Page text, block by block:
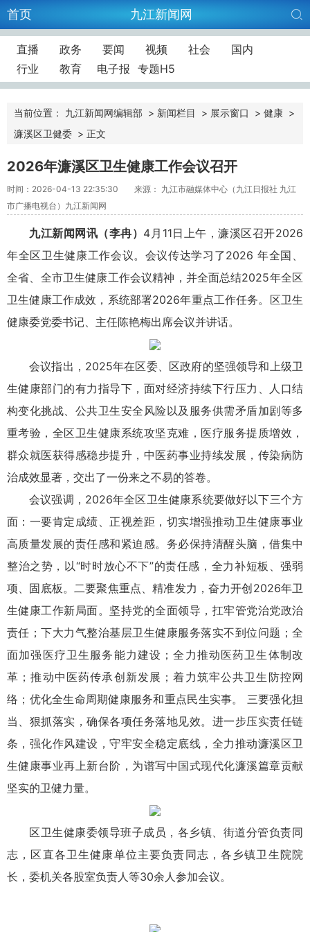
首页 九江新闻网
直播 政务 要闻 视频 社会
国内
行业
教育 电子报 专题H5
当前位置： 九江新闻网编辑部 > 新闻栏目 > 展示窗口 > 健康 >
濂溪区卫健委 > 正文
2026年濂溪区卫生健康工作会议召开
时间：2026-04-13 22:35:30
来源： 九江市融媒体中心（九江日报社 九江
市广播电视台）九江新闻网
九江新闻网讯（李冉） 4月11日上午，濂溪区召开2026
年全区卫生健康工作会议。会议传达学习了2026 年全国、
全省、全市卫生健康工作会议精神，并全面总结2025年全区
卫生健康工作成效，系统部署2026年重点工作任务。区卫生
健康委党委书记、主任陈艳梅出席会议并讲话。
会议指出，2025年在区委、区政府的坚强领导和上级卫
生健康部门的有力指导下，面对经济持续下行压力、人口结
构变化挑战、公共卫生安全风险以及服务供需矛盾加剧等多
重考验，全区卫生健康系统攻坚克难，医疗服务提质增效，
群众就医获得感稳步提升，中医药事业持续发展，传染病防
治成效显著，交出了一份来之不易的答卷。
会议强调，2026年全区卫生健康系统要做好以下三个方
面：一要肯定成绩、正视差距，切实增强推动卫生健康事业
高质量发展的责任感和紧迫感。务必保持清醒头脑，借集中
整治之势，以“时时放心不下”的责任感，全力补短板、强弱
项、固底板。二要聚焦重点、精准发力，奋力开创2026年卫
生健康工作新局面。坚持党的全面领导，扛牢管党治党政治
责任；下大力气整治基层卫生健康服务落实不到位问题；全
面加强医疗卫生服务能力建设；全力推动医药卫生体制改
革；推动中医药传承创新发展；着力筑牢公共卫生防控网
络；优化全生命周期健康服务和重点民生实事。 三要强化担
当、狠抓落实，确保各项任务落地见效。进一步压实责任链
条，强化作风建设，守牢安全稳定底线，全力推动濂溪区卫
生健康事业再上新台阶，为谱写中国式现代化濂溪篇章贡献
坚实的卫健力量。
区卫生健康委领导班子成员，各乡镇、街道分管负责同
志，区直各卫生健康单位主要负责同志，各乡镇卫生院院
长，委机关各股室负责人等30余人参加会议。